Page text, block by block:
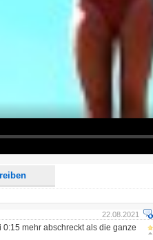
Kommentar entfernt.
oder "http://" in URLs
Kommentare erscheinen.
22.08.2021
mehr abschreckt als die ganze